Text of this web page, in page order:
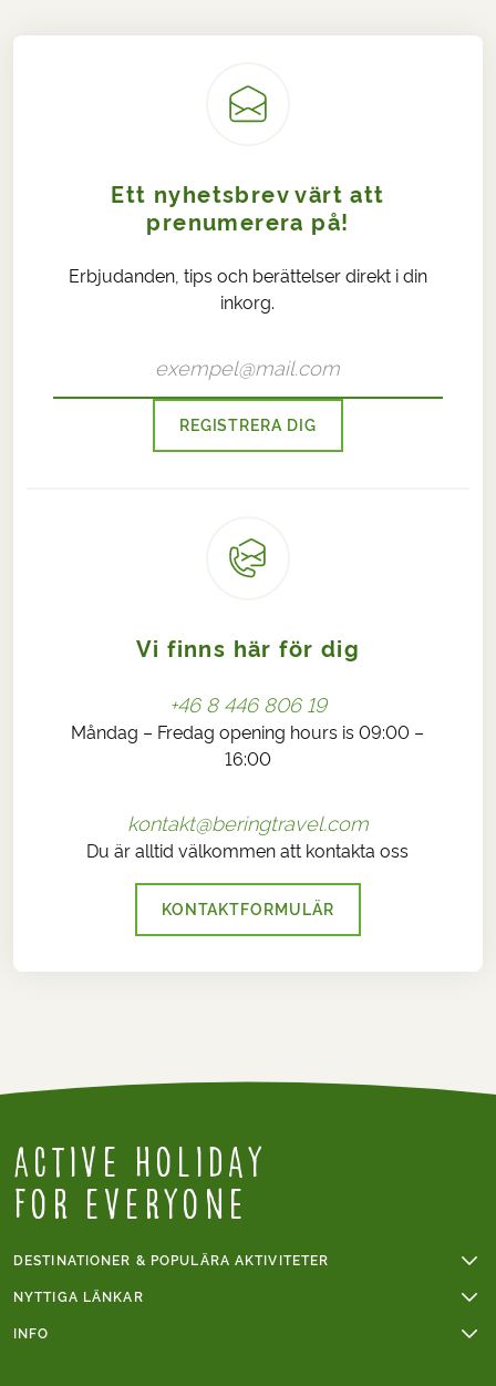
Ett nyhetsbrev värt att
prenumerera på!
Erbjudanden, tips och berättelser direkt i din
inkorg.
REGISTRERA DIG
Vi finns här för dig
+46 8 446 806 19
Måndag – Fredag opening hours is 09:00 –
16:00
kontakt@beringtravel.com
Du är alltid välkommen att kontakta oss
KONTAKTFORMULÄR
Active holiday
for everyone
DESTINATIONER & POPULÄRA AKTIVITETER
Vandringsresa
Cykelresa i Frankrike
NYTTIGA LÄNKAR
Online betalning
INFO